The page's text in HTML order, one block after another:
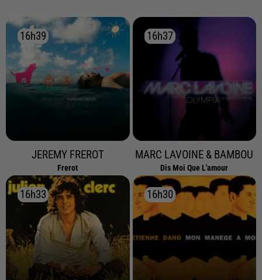
16h39
16h39
JEREMY FREROT
Frerot
16h37
16h37
MARC LAVOINE & BAMBOU
Dis Moi Que L'amour
16h33
16h33 16h30
16h30